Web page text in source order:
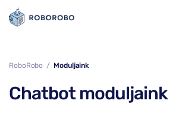
RoboRobo Moduljaink
Chatbot moduljaink